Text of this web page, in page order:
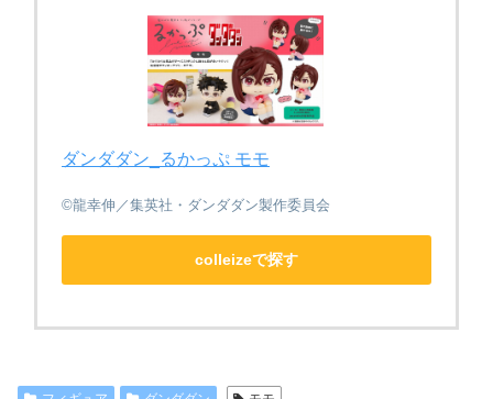
ダンダダン_るかっぷ モモ
©龍幸伸／集英社・ダンダダン製作委員会
colleizeで探す